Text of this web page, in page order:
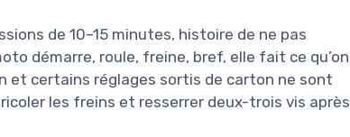
de 10–15 minutes, histoire de ne pas
démarre, roule, freine, bref, elle fait ce qu’on
et certains réglages sortis de carton ne sont
les freins et resserrer deux-trois vis après